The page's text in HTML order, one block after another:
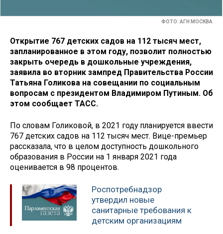
ФОТО: АГН МОСКВА
Открытие 767 детских садов на 112 тысяч мест,
запланированное в этом году, позволит полностью
закрыть очередь в дошкольные учреждения,
заявила во вторник зампред Правительства России
Татьяна Голикова на совещании по социальным
вопросам с президентом Владимиром Путиным. Об
этом сообщает ТАСС.
По словам Голиковой, в 2021 году планируется ввести
767 детских садов на 112 тысяч мест. Вице-премьер
рассказала, что в целом доступность дошкольного
образования в России на 1 января 2021 года
оценивается в 98 процентов.
Роспотребнадзор
утвердил новые
санитарные требования к
детским организациям